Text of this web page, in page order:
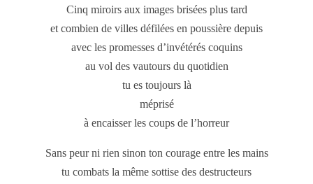
Cinq miroirs aux images brisées plus tard
et combien de villes défilées en poussière depuis
avec les promesses d’invétérés coquins
au vol des vautours du quotidien
tu es toujours là
méprisé
à encaisser les coups de l’horreur
Sans peur ni rien sinon ton courage entre les mains
tu combats la même sottise des destructeurs